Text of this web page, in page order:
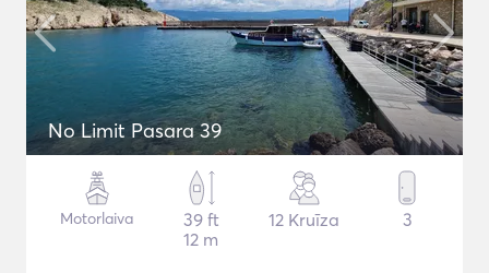
No Limit Pasara 39
Motorlaiva
39 ft
12 m
12 Kruīza 3